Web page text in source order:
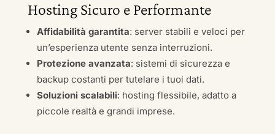
Hosting Sicuro e Performante
Affidabilità garantita: server stabili e veloci per
un’esperienza utente senza interruzioni.
Protezione avanzata: sistemi di sicurezza e
backup costanti per tutelare i tuoi dati.
Soluzioni scalabili: hosting flessibile, adatto a
piccole realtà e grandi imprese.